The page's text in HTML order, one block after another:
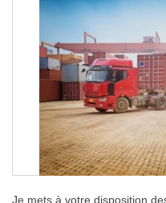
Je mets à votre disposition